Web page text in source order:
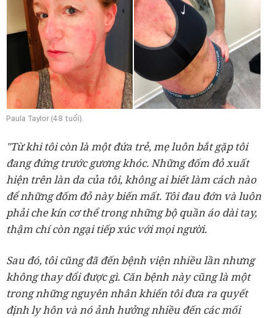
Paula Taylor (48 tuổi).
"Từ khi tôi còn là một đứa trẻ, mẹ luôn bắt gặp tôi
đang đứng trước gương khóc. Những đốm đỏ xuất
hiện trên làn da của tôi, không ai biết làm cách nào
để những đốm đỏ này biến mất. Tôi đau đớn và luôn
phải che kín cơ thể trong những bộ quần áo dài tay,
thậm chí còn ngại tiếp xúc với mọi người.
Sau đó, tôi cũng đã đến bệnh viện nhiều lần nhưng
không thay đổi được gì. Căn bệnh này cũng là một
trong những nguyên nhân khiến tôi đưa ra quyết
định ly hôn và nó ảnh hưởng nhiều đến các mối